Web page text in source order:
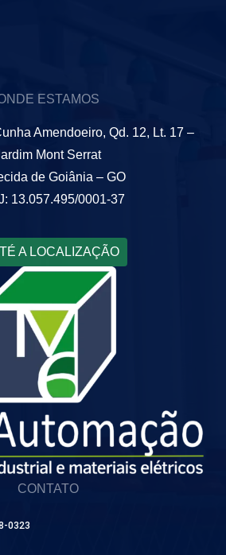
ESTAMOS
Amendoeiro, Qd. 12, Lt. 17 –
Mont Serrat
de Goiânia – GO
13.057.495/0001-37
A LOCALIZAÇÃO
CONTATO
0323